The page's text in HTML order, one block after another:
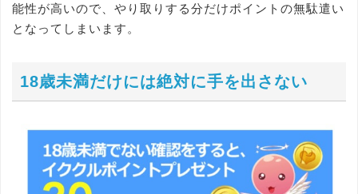
能性が高いので、やり取りする分だけポイントの無駄遣い
となってしまいます。
18歳未満だけには絶対に手を出さない